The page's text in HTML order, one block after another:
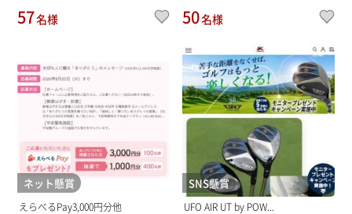
57名様 50名様
ネット懸賞
えらべるPay3,000円分他
SNS懸賞
UFO AIR UT by POW...